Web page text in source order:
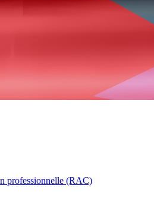
professionnelle (RAC)